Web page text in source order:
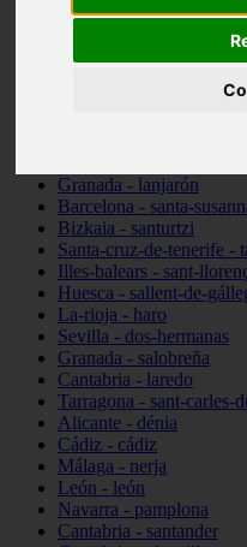
Madrid - nuevo-baztán
Granada - lanjarón
Barcelona - santa-
Bizkaia - santurtzi
Santa-cruz-de-tenerife -
Illes-balears - sant-
Huesca - sallent-de-
La-rioja - haro
Sevilla - dos-hermanas
Granada - salobreña
Cantabria - laredo
Tarragona - sant-carles-
Alicante - dénia
Cádiz - cádiz
Málaga - nerja
León - león
Navarra - pamplona
Cantabria - santander